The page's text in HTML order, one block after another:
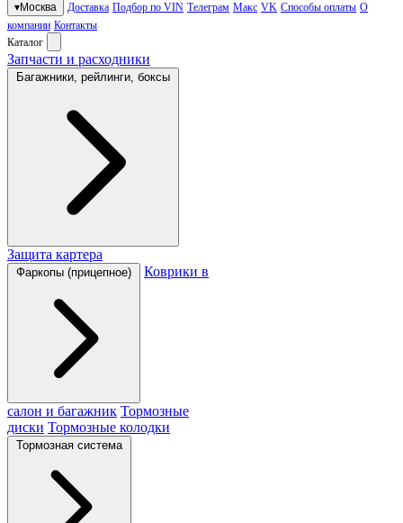
▾Москва Доставка Подбор по VIN Телеграм Макс VK Способы оплаты О
компании Контакты
Каталог
Запчасти и расходники
Багажники, рейлинги, боксы
Защита картера
Фаркопы (прицепное) Коврики в
салон и багажник Тормозные
диски Тормозные колодки
Тормозная система